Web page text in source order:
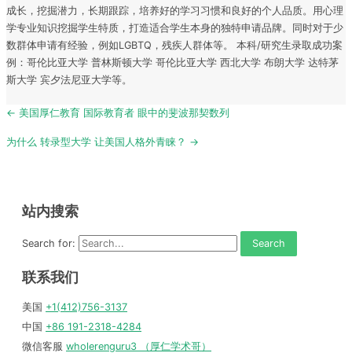
成长，挖掘潜力，长期跟踪，培养好的学习习惯和良好的个人品质。用心理
学专业知识挖掘学生特质，打造适合学生本身的独特申请品牌。同时对于少
数群体申请有经验，例如LGBTQ，残疾人群体等。 本科/研究生录取成功案
例：哥伦比亚大学 普林斯顿大学 哥伦比亚大学 西北大学 布朗大学 达特茅
斯大学 宾夕法尼亚大学等。
Post
← 美国厚仁教育 国际教育者 眼中的斐波那契数列
为什么 转录型大学 让美国人格外青睐？ →
站内搜索
Search for:
联系我们
美国 +1(412)756-3137
中国 +86 191-2318-4284
微信客服 wholerenguru3 （厚仁学术哥）